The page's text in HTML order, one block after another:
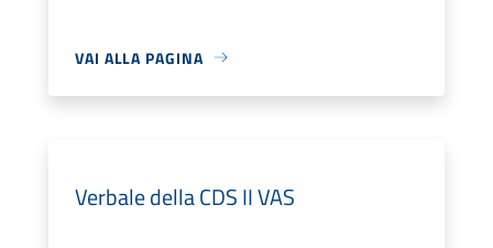
VAI ALLA PAGINA
Verbale della CDS II VAS